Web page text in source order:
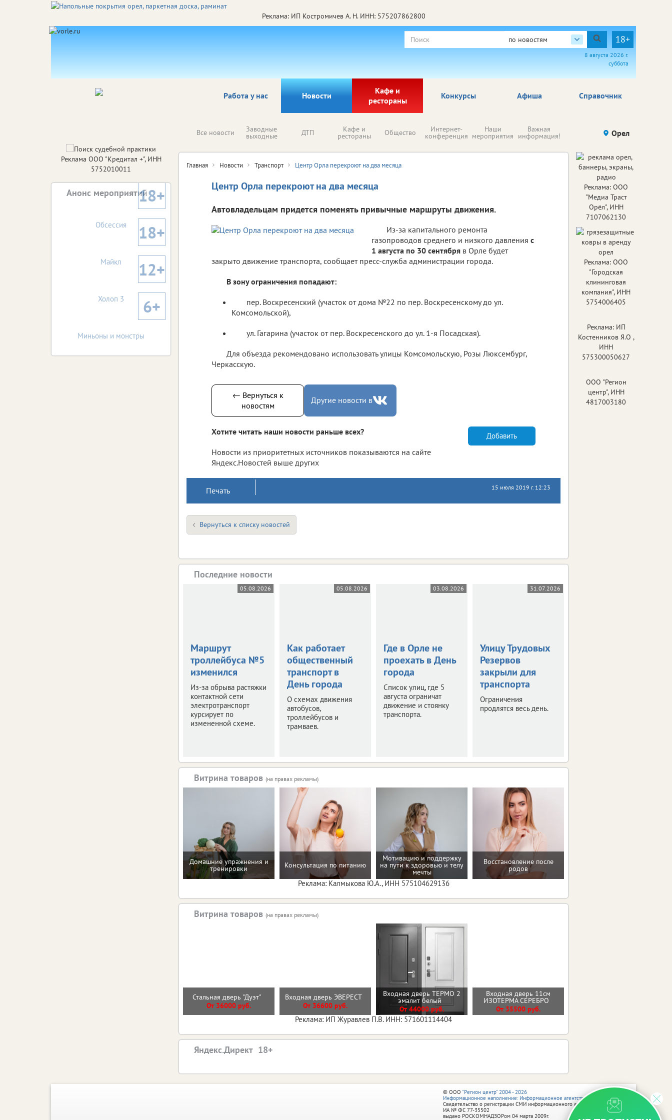
Реклама: ИП Костромичев А. Н. ИНН: 575207862800
по новостям 18+
8 августа 2026 г.
суббота
Работа у нас Новости
Кафе и
рестораны
Афиша Справочник
Конкурсы
Все новости Заводные
выходные ДТП Кафе и
рестораны Общество Интернет-
конференция
Наши
мероприятия
Важная
информация! Происшествия Здоровье
Орел
Главная Новости Транспорт Центр Орла перекроют на два месяца
Центр Орла перекроют на два месяца
Автовладельцам придется поменять привычные маршруты движения.
Из-за капитального ремонта
газопроводов среднего и низкого давления с
1 августа по 30 сентября в Орле будет
закрыто движение транспорта, сообщает пресс-служба администрации города.
В зону ограничения попадают:
пер. Воскресенский (участок от дома №22 по пер. Воскресенскому до ул.
Комсомольской),
ул. Гагарина (участок от пер. Воскресенского до ул. 1-я Посадская).
Для объезда рекомендовано использовать улицы Комсомольскую, Розы Люксембург,
Черкасскую.
← Вернуться к
новостям
Другие новости в
Хотите читать наши новости раньше всех?
Новости из приоритетных источников показываются на сайте
Яндекс.Новостей выше других
Добавить
Печать 15 июля 2019 г. 12:23
Вернуться к списку новостей
Последние новости
05.08.2026
Маршрут
троллейбуса №5
изменился
Из-за обрыва растяжки
контактной сети
электротранспорт
курсирует по
измененной схеме.
05.08.2026
Как работает
общественный
транспорт в
День города
О схемах движения
автобусов,
троллейбусов и
трамваев.
03.08.2026
Где в Орле не
проехать в День
города
Список улиц, где 5
августа ограничат
движение и стоянку
транспорта.
31.07.2026
Улицу Трудовых
Резервов
закрыли для
транспорта
Ограничения
продлятся весь день.
Витрина товаров (на правах рекламы)
Домашние упражнения и
тренировки Консультация по питанию
Мотивацию и поддержку
на пути к здоровью и телу
мечты
Восстановление после
родов
Реклама: Калмыкова Ю.А., ИНН 575104629136
Витрина товаров (на правах рекламы)
Стальная дверь "Дуэт"
От 36000 руб.
Входная дверь ЭВЕРЕСТ
От 36600 руб.
Входная дверь ТЕРМО 2
эмалит белый
От 44000 руб.
Входная дверь 11см
ИЗОТЕРМА СЕРЕБРО
От 35500 руб.
Реклама: ИП Журавлев П.В. ИНН: 571601114404
Яндекс.Директ
Реклама ООО "Кредитал +", ИНН
5752010011
Анонс мероприятий18+
Обсессия 18+
Майкл 12+
Холоп 3 6+
Миньоны и монстры
Реклама: ООО
"Медиа Траст
Орёл", ИНН
7107062130
Реклама: ООО
"Городская
клининговая
компания", ИНН
5754006405
Реклама: ИП
Костенников Я.О ,
ИНН
575300050627
ООО "Регион
центр", ИНН
4817003180
© ООО "Регион центр" 2004 - 2026
Информационное наполнение: Информационное агентство vRossii.ru
Свидетельство о регистрации СМИ информационного агентства vRossii.ru
ИА № ФС 77‑35502
выдано РОСКОМНАДЗОРом 04 марта 2009г.